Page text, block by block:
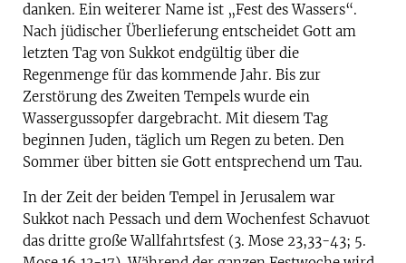
danken. Ein weiterer Name ist „Fest des Wassers“.
Nach jüdischer Überlieferung entscheidet Gott am
letzten Tag von Sukkot endgültig über die
Regenmenge für das kommende Jahr. Bis zur
Zerstörung des Zweiten Tempels wurde ein
Wassergussopfer dargebracht. Mit diesem Tag
beginnen Juden, täglich um Regen zu beten. Den
Sommer über bitten sie Gott entsprechend um Tau.
In der Zeit der beiden Tempel in Jerusalem war
Sukkot nach Pessach und dem Wochenfest Schavuot
das dritte große Wallfahrtsfest (3. Mose 23,33-43; 5.